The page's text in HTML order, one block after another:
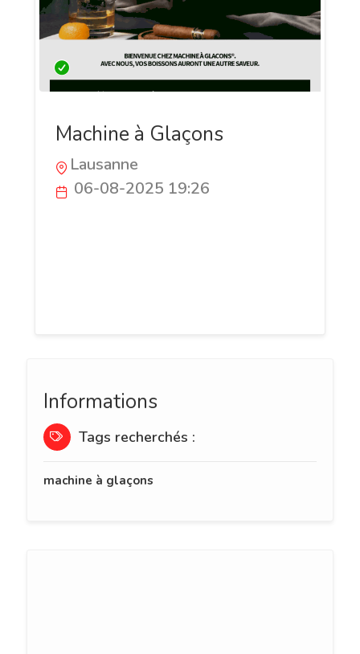
Machine à Glaçons
Lausanne
06-08-2025 19:26
Informations
Tags recherchés :
machine à glaçons